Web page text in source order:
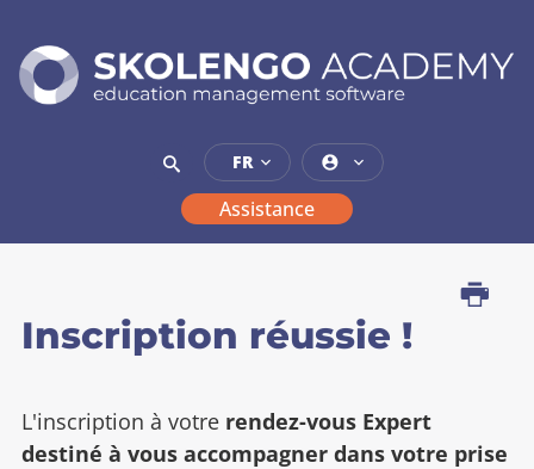
SKOLENGO
Assistance
FR
Imprimer
Inscription réussie !
L'inscription à votre rendez-vous Expert
destiné à vous accompagner dans votre prise